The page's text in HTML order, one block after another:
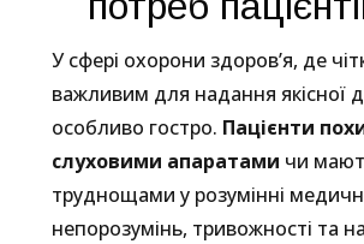
У сфері охорони здоров’я, де
важливим для надання якісної
особливо гостро. Пацієнти
слуховими апаратами чи
труднощами у розумінні
непорозумінь, тривожності та